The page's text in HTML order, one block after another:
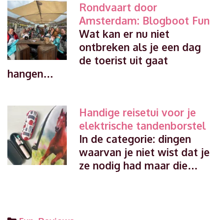
Rondvaart door
Amsterdam: Blogboot Fun
Wat kan er nu niet
ontbreken als je een dag
de toerist uit gaat
hangen…
Handige reisetui voor je
elektrische tandenborstel
In de categorie: dingen
waarvan je niet wist dat je
ze nodig had maar die…